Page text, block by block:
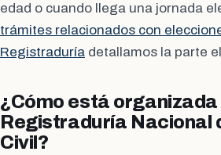
edad o cuando llega una jornada
trámites relacionados con
Registraduría detallamos la parte
¿Cómo está organizada
Registraduría Nacional
Civil?